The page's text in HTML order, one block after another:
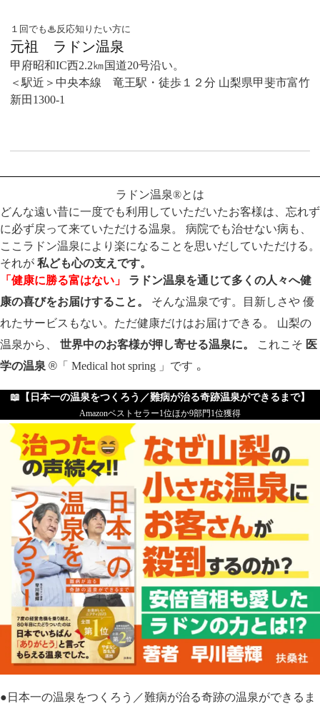
１回でも♨反応知りたい方に
元祖 ラドン温泉
甲府昭和IC西2.2㎞国道20号沿い。
＜駅近＞中央本線 竜王駅・徒歩１２分 山梨県甲斐市富竹
新田1300-1
ラドン温泉®とは
どんな遠い昔に一度でも利用していただいたお客様は、忘れず
に必ず戻って来ていただける温泉。 病院でも治せない病も、
ここラドン温泉により楽になることを思いだしていただける。
それが 私ども心の支えです。
「健康に勝る富はない」
ラドン温泉を通じて多くの人々へ健
康の喜びをお届けすること。 そんな温泉です。目新しさや 優
れたサービスもない。ただ健康だけはお届けできる。 山梨の
温泉から、 世界中のお客様が押し寄せる温泉に。 これこそ 医
学の温泉 ® 「 Medical hot spring 」です 。
📖【 日本一の温泉をつくろう／難病が治る奇跡温泉ができるまで】
Amazonベストセラー1位ほか9部門1位獲得
●日本一の温泉をつくろう／難病が治る奇跡の温泉ができるま